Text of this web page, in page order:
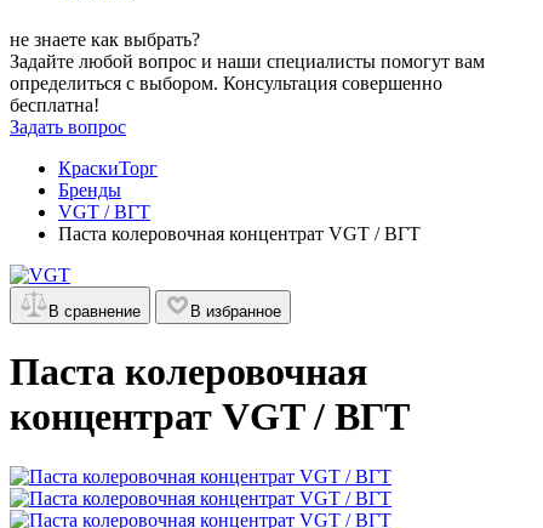
не знаете как выбрать?
Задайте любой вопрос и наши специалисты помогут вам
определиться с выбором. Консультация совершенно
бесплатна!
Задать вопрос
КраскиТорг
Бренды
VGT / ВГТ
Паста колеровочная концентрат VGT / ВГТ
В сравнение В избранное
Паста колеровочная
концентрат VGT / ВГТ